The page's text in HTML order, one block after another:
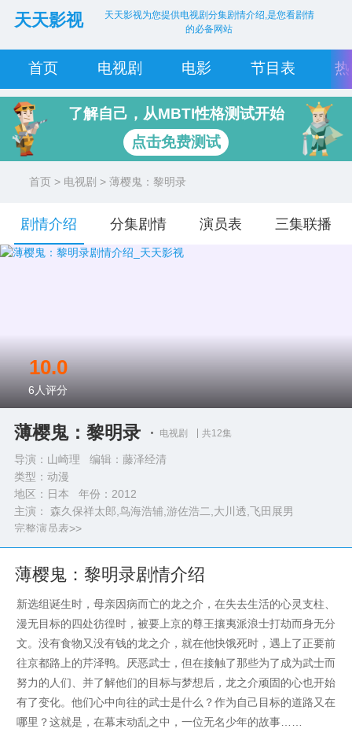
天天影视
天天影视为您提供电视剧分集剧情介绍,是您看剧情
的必备网站
首页 电视剧 电影 节目表
了解自己，从MBTI性格测试开始
点击免费测试
首页 > 电视剧 > 薄樱鬼：黎明录
剧情介绍 分集剧情 演员表 三集联播
薄樱鬼：黎明录 电视剧 共12集
导演：山崎理 编辑：藤泽经清
类型： 动漫
地区：日本 年份： 2012
主演： 森久保祥太郎,鸟海浩辅,游佐浩二,大川透,飞田展男
完整演员表>>
10.0
6 人评分
薄樱鬼：黎明录剧情介绍
新选组诞生时，母亲因病而亡的龙之介，在失去生活的心灵支柱、
漫无目标的四处彷徨时，被要上京的尊王攘夷派浪士打劫而身无分
文。没有食物又没有钱的龙之介，就在他快饿死时，遇上了正要前
往京都路上的芹泽鸭。厌恶武士，但在接触了那些为了成为武士而
努力的人们、并了解他们的目标与梦想后，龙之介顽固的心也开始
有了变化。他们心中向往的武士是什么？作为自己目标的道路又在
哪里？这就是，在幕末动乱之中，一位无名少年的故事……